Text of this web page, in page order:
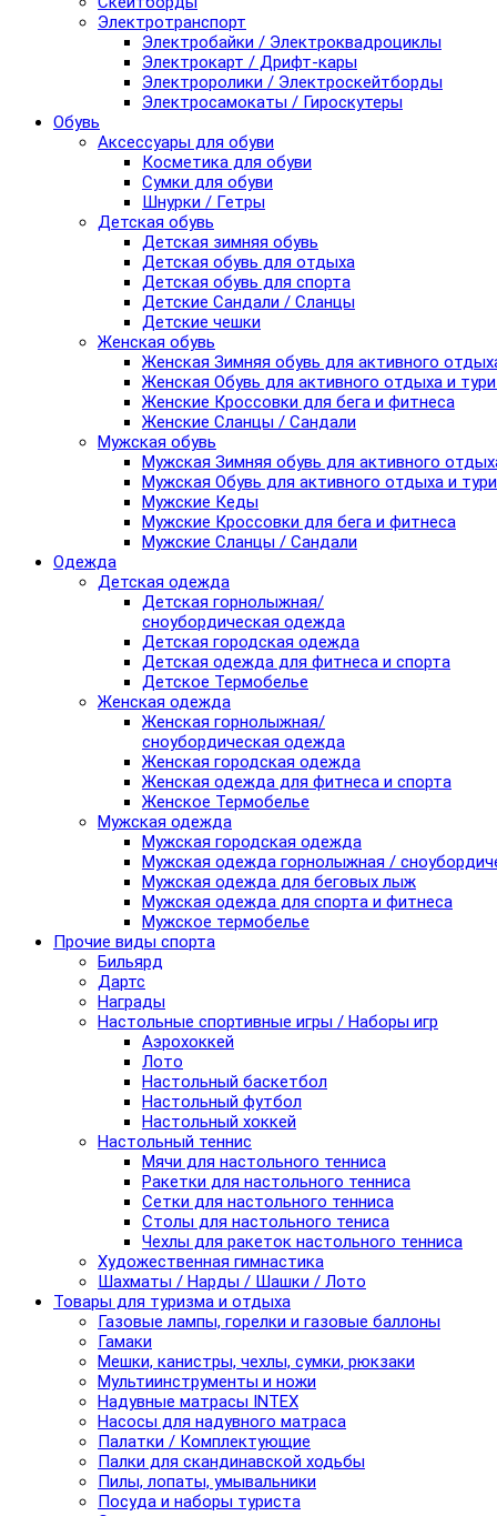
Электротранспорт
Электробайки / Электроквадроциклы
Электрокарт / Дрифт-кары
Электроролики / Электроскейтборды
Электросамокаты / Гироскутеры
Обувь
Аксессуары для обуви
Косметика для обуви
Сумки для обуви
Шнурки / Гетры
Детская обувь
Детская зимняя обувь
Детская обувь для отдыха
Детская обувь для спорта
Детские Сандали / Сланцы
Детские чешки
Женская обувь
Женская Зимняя обувь для активного
Женская Обувь для активного отдыха и
Женские Кроссовки для бега и фитнеса
Женские Сланцы / Сандали
Мужская обувь
Мужская Зимняя обувь для активного
Мужская Обувь для активного отдыха и
Мужские Кеды
Мужские Кроссовки для бега и фитнеса
Мужские Сланцы / Сандали
Одежда
Детская одежда
Детская горнолыжная/
сноубордическая одежда
Детская городская одежда
Детская одежда для фитнеса и спорта
Детское Термобелье
Женская одежда
Женская горнолыжная/
сноубордическая одежда
Женская городская одежда
Женская одежда для фитнеса и спорта
Женское Термобелье
Мужская одежда
Мужская городская одежда
Мужская одежда горнолыжная /
Мужская одежда для беговых лыж
Мужская одежда для спорта и фитнеса
Мужское термобелье
Прочие виды спорта
Бильярд
Дартс
Награды
Настольные спортивные игры / Наборы игр
Аэрохоккей
Лото
Настольный баскетбол
Настольный футбол
Настольный хоккей
Настольный теннис
Мячи для настольного тенниса
Ракетки для настольного тенниса
Сетки для настольного тенниса
Столы для настольного тениса
Чехлы для ракеток настольного тенниса
Художественная гимнастика
Шахматы / Нарды / Шашки / Лото
Товары для туризма и отдыха
Газовые лампы, горелки и газовые баллоны
Гамаки
Мешки, канистры, чехлы, сумки, рюкзаки
Мультиинструменты и ножи
Надувные матрасы INTEX
Насосы для надувного матраса
Палатки / Комплектующие
Палки для скандинавской ходьбы
Пилы, лопаты, умывальники
Посуда и наборы туриста